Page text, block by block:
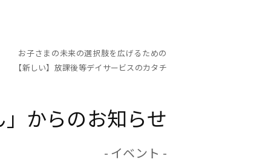
お子さまの未来の選択肢を広げるための
【新しい】放課後等デイサービスのカタチ
からのお知らせ
- イベント -